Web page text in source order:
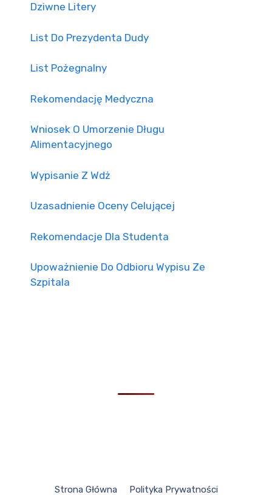
Dziwne Litery
List Do Prezydenta Dudy
List Pożegnalny
Rekomendację Medyczna
Wniosek O Umorzenie Długu
Alimentacyjnego
Wypisanie Z Wdż
Uzasadnienie Oceny Celującej
Rekomendacje Dla Studenta
Upoważnienie Do Odbioru Wypisu Ze
Szpitala
Strona Główna Polityka Prywatności